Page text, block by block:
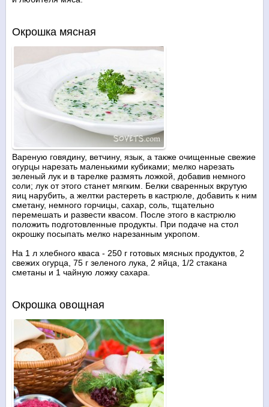
Окрошка мясная
Вареную говядину, ветчину, язык, а также очищенные свежие
огурцы нарезать маленькими кубиками; мелко нарезать
зеленый лук и в тарелке размять ложкой, добавив немного
соли; лук от этого станет мягким. Белки сваренных вкрутую
яиц нарубить, а желтки растереть в кастрюле, добавить к ним
сметану, немного горчицы, сахар, соль, тщательно
перемешать и развести квасом. После этого в кастрюлю
положить подготовленные продукты. При подаче на стол
окрошку посыпать мелко нарезанным укропом.
На 1 л хлебного кваса - 250 г готовых мясных продуктов, 2
свежих огурца, 75 г зеленого лука, 2 яйца, 1/2 стакана
сметаны и 1 чайную ложку сахара.
Окрошка овощная